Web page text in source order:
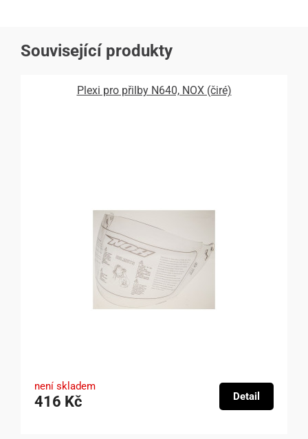
Související produkty
Plexi pro přilby N640, NOX (čiré)
není skladem
416 Kč Detail